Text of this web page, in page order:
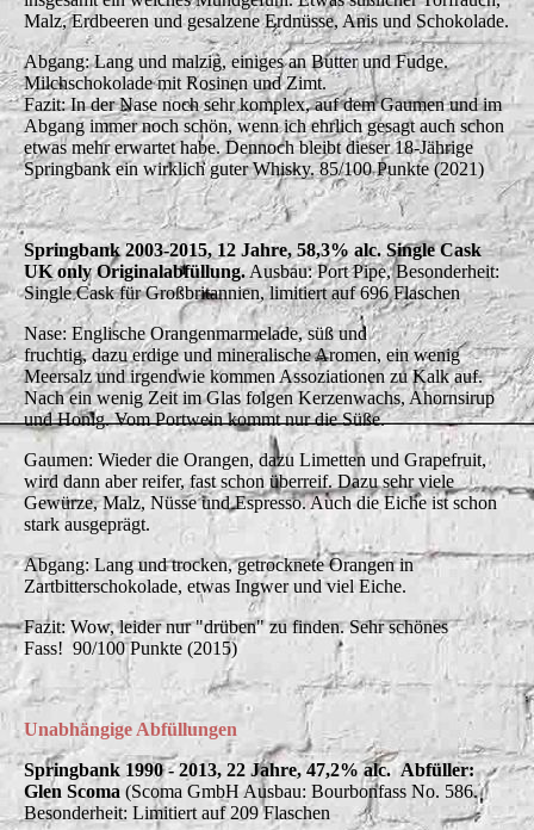
Malz, Erdbeeren und gesalzene Erdnüsse, Anis und Schokolade.
Abgang: Lang und malzig, einiges an Butter und Fudge.
Milchschokolade mit Rosinen und Zimt.
Fazit: In der Nase noch sehr komplex, auf dem Gaumen und im
Abgang immer noch schön, wenn ich ehrlich gesagt auch schon
etwas mehr erwartet habe. Dennoch bleibt dieser 18-Jährige
Springbank ein wirklich guter Whisky. 85/100 Punkte (2021)
Springbank 2003-2015, 12 Jahre, 58,3% alc. Single Cask
UK only Originalabfüllung.Ausbau: Port Pipe, Besonderheit:
Single Cask für Großbritannien, limitiert auf 696 Flaschen
Nase: Englische Orangenmarmelade, süß und
fruchtig, dazu erdige und mineralische Aromen, ein wenig
Meersalz und irgendwie kommen Assoziationen zu Kalk auf.
Nach ein wenig Zeit im Glas folgen Kerzenwachs, Ahornsirup
und Honig. Vom Portwein kommt nur die Süße.
Gaumen: Wieder die Orangen, dazu Limetten und Grapefruit,
wird dann aber reifer, fast schon überreif. Dazu sehr viele
Gewürze, Malz, Nüsse und Espresso. Auch die Eiche ist schon
stark ausgeprägt.
Abgang: Lang und trocken, getrocknete Orangen in
Zartbitterschokolade, etwas Ingwer und viel Eiche.
Fazit: Wow, leider nur "drüben" zu finden. Sehr schönes
Fass! 90/100 Punkte (2015)
Unabhängige Abfüllungen
Springbank 1990 - 2013, 22 Jahre, 47,2% alc. Abfüller:
Glen Scoma (Scoma GmbH Ausbau: Bourbonfass No. 586.
Besonderheit: Limitiert auf 209 Flaschen